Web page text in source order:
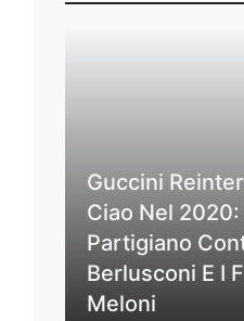
Guccini
Ciao Nel
Partigiano
Berlusconi E I
Meloni